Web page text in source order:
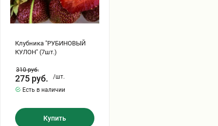
Клубника "РУБИНОВЫЙ
КУЛОН" (7шт.)
310руб.
275 руб.
/шт.
Есть в наличии
Купить